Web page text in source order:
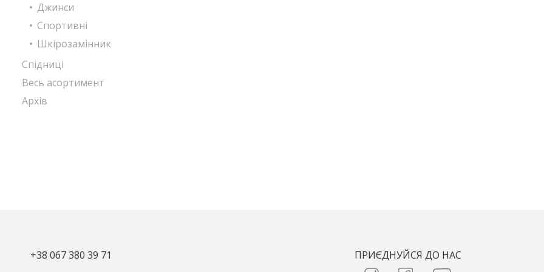
Джинси
Спортивні
Шкірозамінник
Спідниці
Весь асортимент
Архів
+38 067 380 39 71 ПРИЄДНУЙСЯ ДО НАС